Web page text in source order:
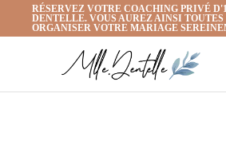
RÉSERVEZ VOTRE COACHING PRIVÉ
DENTELLE. VOUS AUREZ AINSI TOUTES
ORGANISER VOTRE MARIAGE